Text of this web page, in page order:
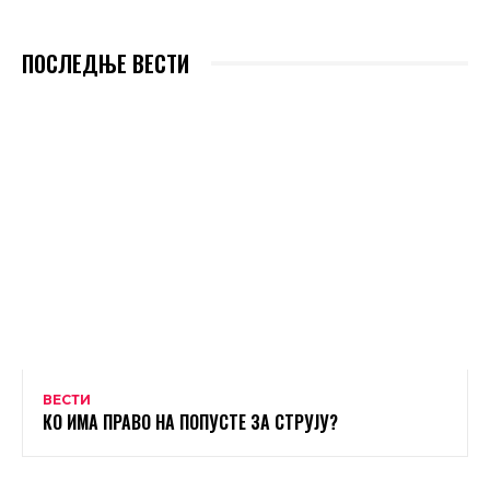
ПОСЛЕДЊЕ ВЕСТИ
ВЕСТИ
КО ИМА ПРАВО НА ПОПУСТЕ ЗА СТРУЈУ?